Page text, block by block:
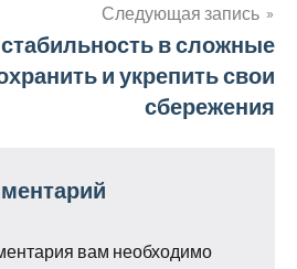
Следующая запись
в сложные
и укрепить свои
сбережения
вам необходимо